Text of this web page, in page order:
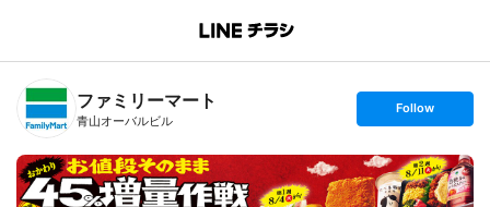
B
n
T
ファミリーマート
青山オーバルビル
s
t
o
l
l
o
w
Follow